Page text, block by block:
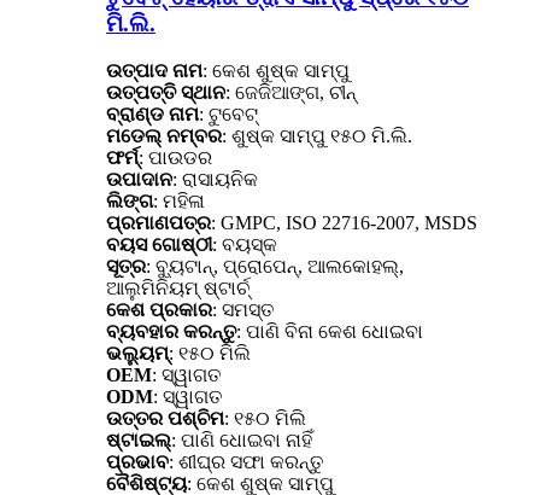
ମି.ଲି.
ଉତ୍ପାଦ ନାମ: କେଶ ଶୁଷ୍କ ସାମ୍ପୁ
ଉତ୍ପତ୍ତି ସ୍ଥାନ: ଜେଜିଆଙ୍ଗ, ଚୀନ୍
ବ୍ରାଣ୍ଡ ନାମ: ଟୁବେଟ୍
ମଡେଲ୍ ନମ୍ବର: ଶୁଷ୍କ ସାମ୍ପୁ ୧୫୦ ମି.ଲି.
ଫର୍ମ୍: ପାଉଡର
ଉପାଦାନ: ରାସାୟନିକ
ଲିଙ୍ଗ: ମହିଳା
ପ୍ରମାଣପତ୍ର: GMPC, ISO 22716-2007, MSDS
ବୟସ ଗୋଷ୍ଠୀ: ବୟସ୍କ
ସୂତ୍ର: ବ୍ୟୁଟାନ୍, ପ୍ରୋପେନ୍, ଆଲକୋହଲ୍,
ଆଲୁମିନିୟମ୍ ଷ୍ଟାର୍ଚ୍
କେଶ ପ୍ରକାର: ସମସ୍ତ
ବ୍ୟବହାର କରନ୍ତୁ: ପାଣି ବିନା କେଶ ଧୋଇବା
ଭଲ୍ୟୁମ୍: ୧୫୦ ମିଲି
OEM: ସ୍ୱାଗତ
ODM: ସ୍ୱାଗତ
ଉତ୍ତର ପଶ୍ଚିମ: ୧୫୦ ମିଲି
ଷ୍ଟାଇଲ୍: ପାଣି ଧୋଇବା ନାହିଁ
ପ୍ରଭାବ: ଶୀଘ୍ର ସଫା କରନ୍ତୁ
ବୈଶିଷ୍ଟ୍ୟ: କେଶ ଶୁଷ୍କ ସାମ୍ପୁ